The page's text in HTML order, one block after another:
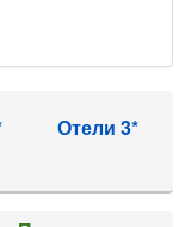
Отели 3*